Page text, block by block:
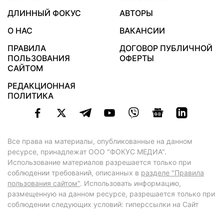
ДЛИННЫЙ ФОКУС
АВТОРЫ
О НАС
ВАКАНСИИ
ПРАВИЛА
ПОЛЬЗОВАНИЯ
САЙТОМ
ДОГОВОР ПУБЛИЧНОЙ
ОФЕРТЫ
РЕДАКЦИОННАЯ
ПОЛИТИКА
Все права на материалы, опубликованные на данном
ресурсе, принадлежат ООО "ФОКУС МЕДИА".
Использование материалов разрешается только при
соблюдении требований, описанных в разделе "Правила
пользования сайтом". Использовать информацию,
размещенную на данном ресурсе, разрешается только при
соблюдении следующих условий: гиперссылки на Сайт